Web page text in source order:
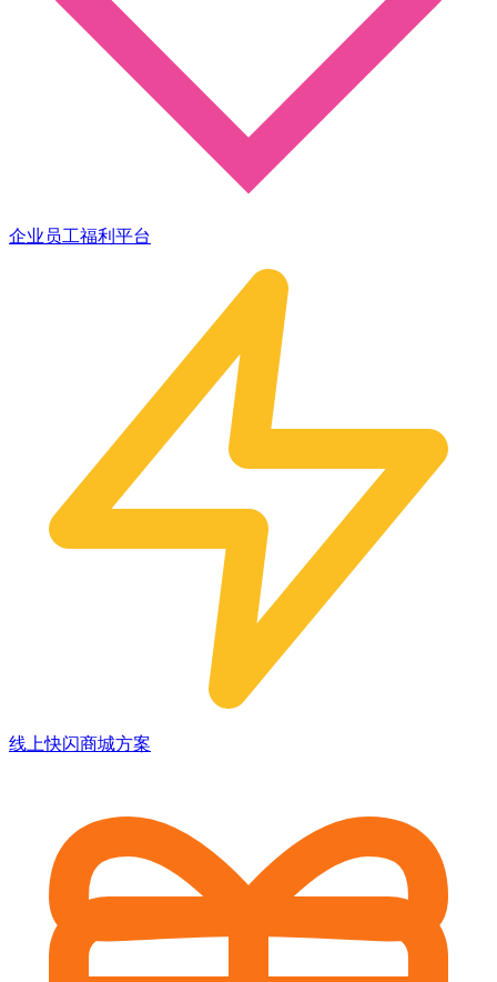
企业员工福利平台
线上快闪商城方案